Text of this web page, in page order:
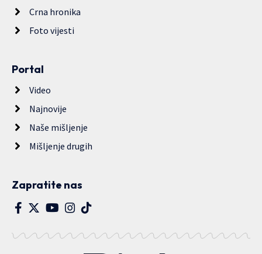
Crna hronika
Foto vijesti
Portal
Video
Najnovije
Naše mišljenje
Mišljenje drugih
Zapratite nas